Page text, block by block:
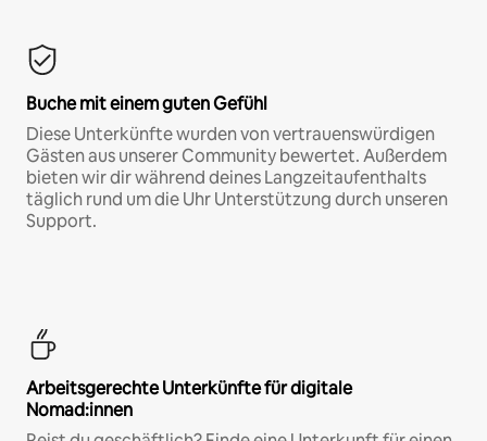
Buche mit einem guten Gefühl
Diese Unterkünfte wurden von vertrauenswürdigen
Gästen aus unserer Community bewertet. Außerdem
bieten wir dir während deines Langzeitaufenthalts
täglich rund um die Uhr Unterstützung durch unseren
Support.
Arbeitsgerechte Unterkünfte für digitale
Nomad:innen